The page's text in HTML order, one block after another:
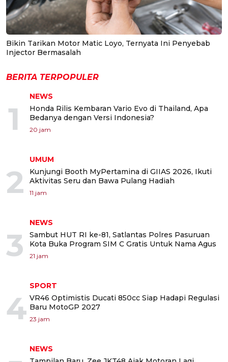
Bikin Tarikan Motor Matic Loyo, Ternyata Ini Penyebab
Injector Bermasalah
BERITA TERPOPULER
1
NEWS
Honda Rilis Kembaran Vario Evo di Thailand, Apa
Bedanya dengan Versi Indonesia?
20 jam
2
UMUM
Kunjungi Booth MyPertamina di GIIAS 2026, Ikuti
Aktivitas Seru dan Bawa Pulang Hadiah
11 jam
3
NEWS
Sambut HUT RI ke-81, Satlantas Polres Pasuruan
Kota Buka Program SIM C Gratis Untuk Nama Agus
21 jam
4
SPORT
VR46 Optimistis Ducati 850cc Siap Hadapi Regulasi
Baru MotoGP 2027
23 jam
NEWS